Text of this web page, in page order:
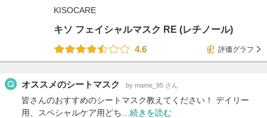
KISOCARE
キソ フェイシャルマスク RE (レチノール)
4.6
評価グラフ
オススメのシートマスク by mame_95 さん
皆さんのおすすめのシートマスク教えてください！ デイリー
用、スペシャルケア用どち… 続きを読む